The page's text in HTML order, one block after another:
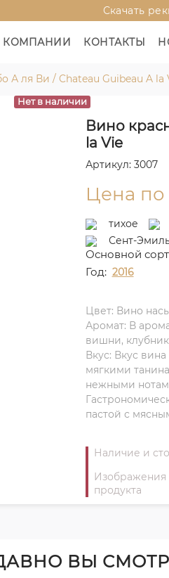
Скачать
КОМПАНИИ КОНТАКТЫ
А ля Ви / Chateau Guibeau A la
Нет в наличии
Вино
la Vie
Артикул: 3007
Цена по
тихое
Сент-
Основной
Год: 2016
Цвет: Вино
Аромат: В
вишни,
Вкус: Вкус
мягкими
нежными
пастой с
Наличие и
Изображения
продукта
ВЫ